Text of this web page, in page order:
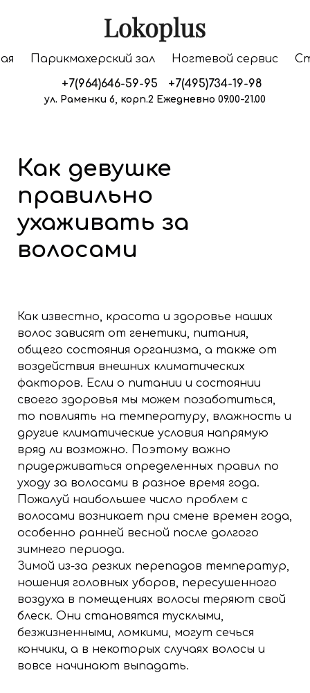
Парикмахерский зал Ногтевой сервис
+7(964)646-59-95 +7(495)734-19-98
ул. Раменки 6, корп.2 Ежедневно 09.00-21.00
Как девушке
правильно
ухаживать за
волосами
Как известно, красота и здоровье наших
волос зависят от генетики, питания,
общего состояния организма, а также от
воздействия внешних климатических
факторов. Если о питании и состоянии
своего здоровья мы можем позаботиться,
то повлиять на температуру, влажность и
другие климатические условия напрямую
вряд ли возможно. Поэтому важно
придерживаться определенных правил по
уходу за волосами в разное время года.
Пожалуй наибольшее число проблем с
волосами возникает при смене времен года,
особенно ранней весной после долгого
зимнего периода.
Зимой из-за резких перепадов температур,
ношения головных уборов, пересушенного
воздуха в помещениях волосы теряют свой
блеск. Они становятся тусклыми,
безжизненными, ломкими, могут сечься
кончики, а в некоторых случаях волосы и
вовсе начинают выпадать.